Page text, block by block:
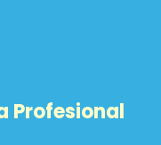
Profesional